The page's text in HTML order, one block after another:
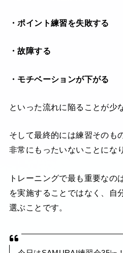
・ポイント練習を失敗する
・故障する
・モチベーションが下がる
といった流れに陥ることが少
そして最終的には練習そのも
非常にもったいないことにな
トレーニングで最も重要なの
を実施することではなく、自
選ぶことです。